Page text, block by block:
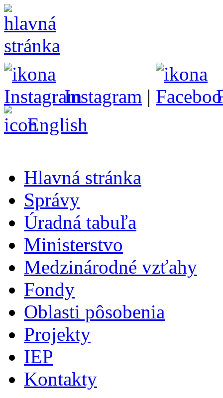
Instagram |
English
Hlavná stránka
Správy
Úradná tabuľa
Ministerstvo
Medzinárodné vzťahy
Fondy
Oblasti pôsobenia
Projekty
IEP
Kontakty